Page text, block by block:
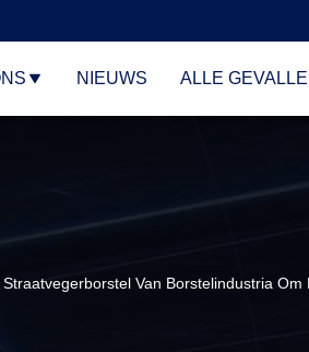
NIEUWS ALLE
Van Borstelindustria